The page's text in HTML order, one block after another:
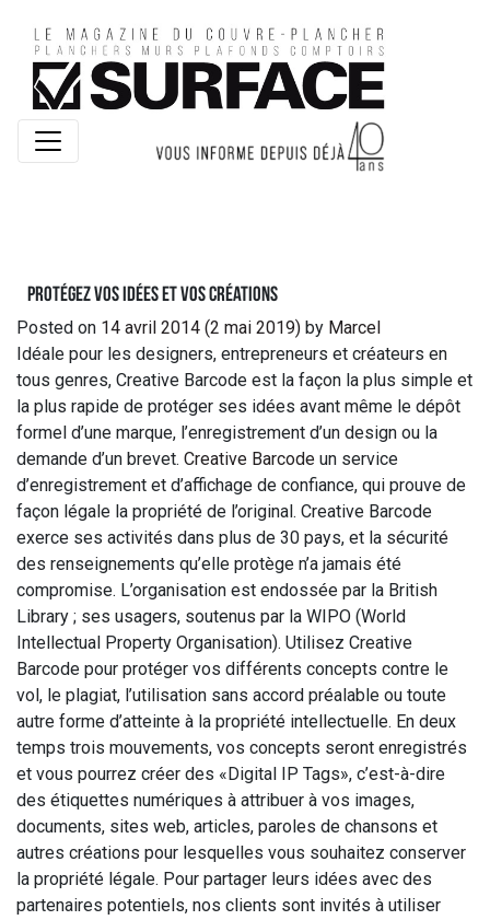
Protégez vos idées et vos créations
Posted on 14 avril 2014 (2 mai 2019) by Marcel
Idéale pour les designers, entrepreneurs et créateurs en
tous genres, Creative Barcode est la façon la plus simple et
la plus rapide de protéger ses idées avant même le dépôt
formel d’une marque, l’enregistrement d’un design ou la
demande d’un brevet. Creative Barcode un service
d’enregistrement et d’affichage de confiance, qui prouve de
façon légale la propriété de l’original. Creative Barcode
exerce ses activités dans plus de 30 pays, et la sécurité
des renseignements qu’elle protège n’a jamais été
compromise. L’organisation est endossée par la British
Library ; ses usagers, soutenus par la WIPO (World
Intellectual Property Organisation). Utilisez Creative
Barcode pour protéger vos différents concepts contre le
vol, le plagiat, l’utilisation sans accord préalable ou toute
autre forme d’atteinte à la propriété intellectuelle. En deux
temps trois mouvements, vos concepts seront enregistrés
et vous pourrez créer des «Digital IP Tags», c’est-à-dire
des étiquettes numériques à attribuer à vos images,
documents, sites web, articles, paroles de chansons et
autres créations pour lesquelles vous souhaitez conserver
la propriété légale. Pour partager leurs idées avec des
partenaires potentiels, nos clients sont invités à utiliser